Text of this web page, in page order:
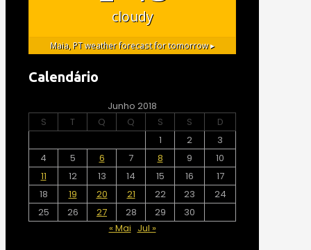
cloudy
Maia, PTweather forecast for tomorrow ▸
Calendário
Junho 2018
S
T Q Q S S
D
1
2
3
4
5 6 7 8 9
10
11
12 13 14 15 16
17
18
19 20 21 22 23
24
25
26 27 28 29
30
« Mai Jul »